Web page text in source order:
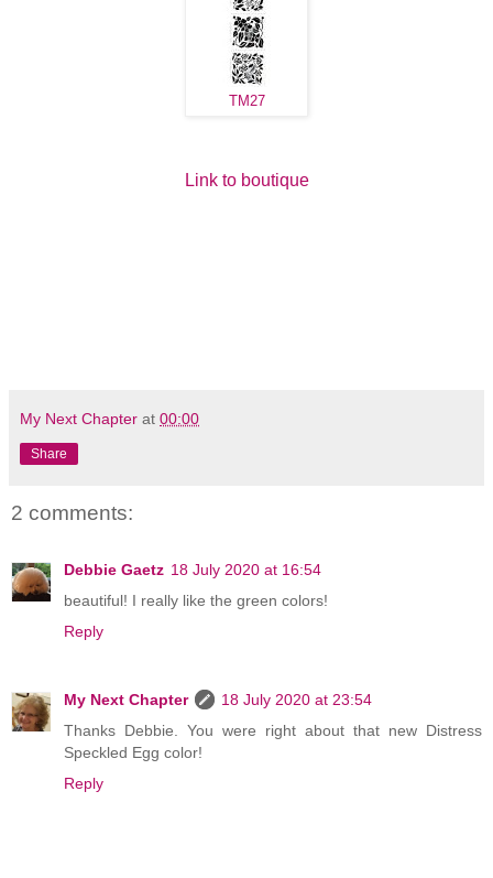
TM27
Link to boutique
My Next Chapter at 00:00
Share
2 comments:
Debbie Gaetz 18 July 2020 at 16:54
beautiful! I really like the green colors!
Reply
My Next Chapter
18 July 2020 at 23:54
Thanks Debbie. You were right about that new Distress
Speckled Egg color!
Reply